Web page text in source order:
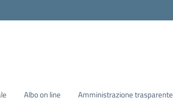
Albo on line Amministrazione trasparente